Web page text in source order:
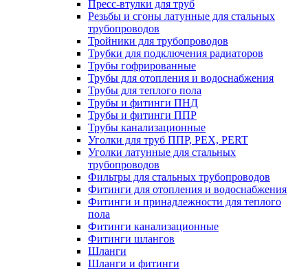
Пресс-втулки для труб
Резьбы и сгоны латунные для стальных
трубопроводов
Тройники для трубопроводов
Трубки для подключения радиаторов
Трубы гофрированные
Трубы для отопления и водоснабжения
Трубы для теплого пола
Трубы и фитинги ПНД
Трубы и фитинги ППР
Трубы канализационные
Уголки для труб ППР, PEX, PERT
Уголки латунные для стальных
трубопроводов
Фильтры для стальных трубопроводов
Фитинги для отопления и водоснабжения
Фитинги и принадлежности для теплого
пола
Фитинги канализационные
Фитинги шлангов
Шланги
Шланги и фитинги